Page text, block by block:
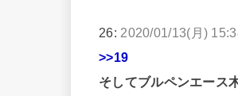
26: 2020/01/13(月)
>>19
そしてブルペンエース